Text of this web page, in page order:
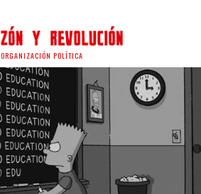
ORGANIZACIÓN POLÍTICA